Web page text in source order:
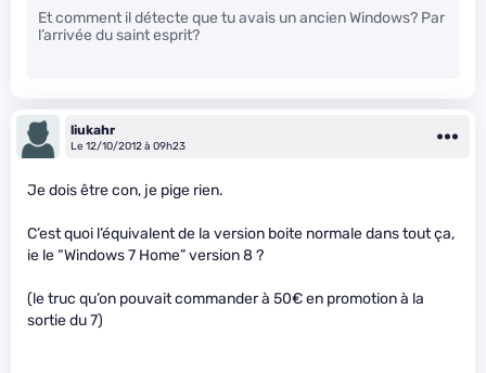
Et comment il détecte que tu avais un ancien Windows? Par
l’arrivée du saint esprit?
liukahr
Le 12/10/2012 à 09h23
Je dois être con, je pige rien.
C’est quoi l’équivalent de la version boite normale dans tout ça,
ie le “Windows 7 Home” version 8 ?
(le truc qu’on pouvait commander à 50€ en promotion à la
sortie du 7)